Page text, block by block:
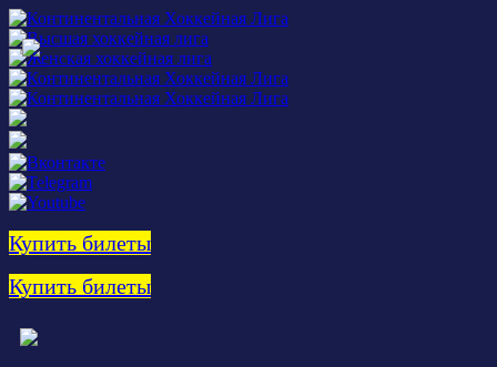
Купить билеты
Купить билеты